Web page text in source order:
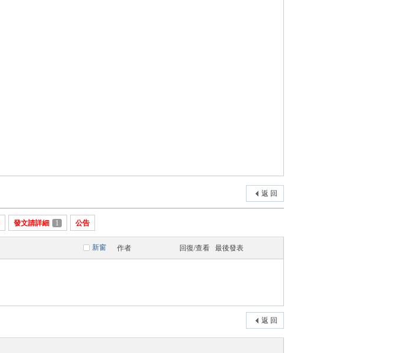
返 回
發文請詳細 1 公告
新窗 作者 回復/查看 最後發表
返 回